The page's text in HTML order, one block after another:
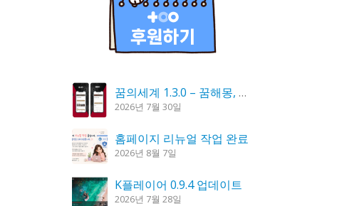
꿈의세계 1.3.0 – 꿈해몽, 꿈풀이
2026년 7월 30일
홈페이지 리뉴얼 작업 완료
2026년 8월 7일
K플레이어 0.9.4 업데이트
2026년 7월 28일